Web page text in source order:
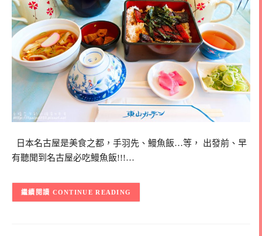
日本名古屋是美食之都，手羽先、鰻魚飯…等， 出發前、早
有聽聞到名古屋必吃鰻魚飯!!!…
CONTINUE READING